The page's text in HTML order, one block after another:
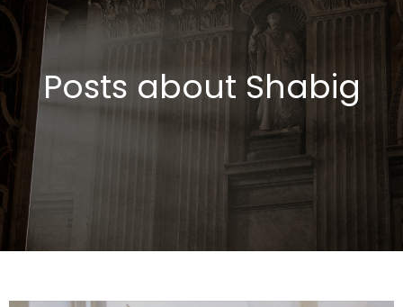
Posts about Shabig